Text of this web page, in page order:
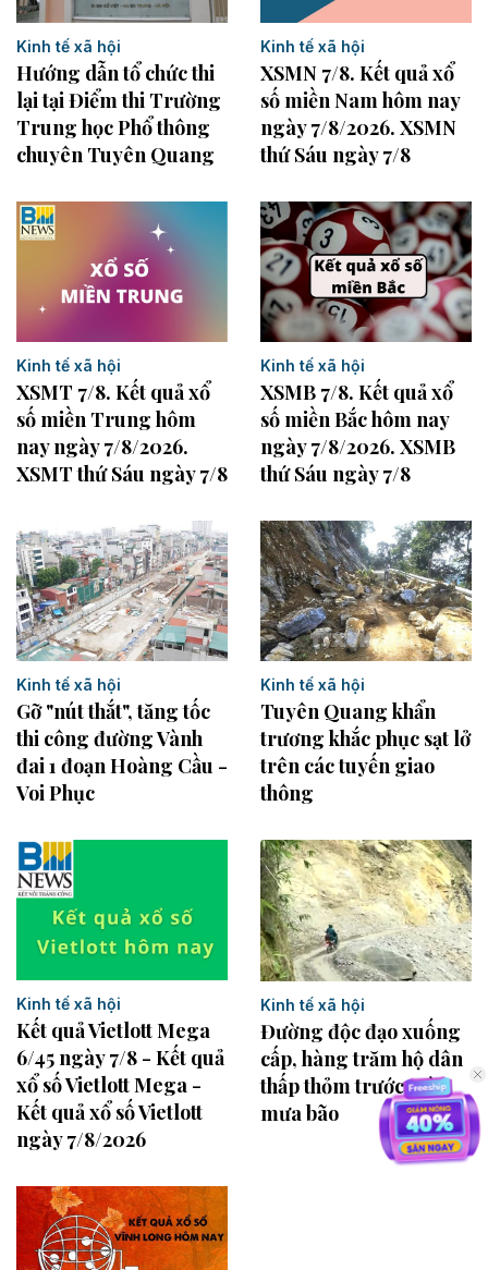
Kinh tế xã hội
Hướng dẫn tổ chức thi
lại tại Điểm thi Trường
Trung học Phổ thông
chuyên Tuyên Quang
Kinh tế xã hội
XSMN 7/8. Kết quả xổ
số miền Nam hôm nay
ngày 7/8/2026. XSMN
thứ Sáu ngày 7/8
Kinh tế xã hội
XSMT 7/8. Kết quả xổ
số miền Trung hôm
nay ngày 7/8/2026.
XSMT thứ Sáu ngày 7/8
Kinh tế xã hội
XSMB 7/8. Kết quả xổ
số miền Bắc hôm nay
ngày 7/8/2026. XSMB
thứ Sáu ngày 7/8
Kinh tế xã hội
Gỡ "nút thắt", tăng tốc
thi công đường Vành
đai 1 đoạn Hoàng Cầu -
Voi Phục
Kinh tế xã hội
Tuyên Quang khẩn
trương khắc phục sạt lở
trên các tuyến giao
thông
Kinh tế xã hội
Kết quả Vietlott Mega
6/45 ngày 7/8 - Kết quả
xổ số Vietlott Mega -
Kết quả xổ số Vietlott
ngày 7/8/2026
Kinh tế xã hội
Đường độc đạo xuống
cấp, hàng trăm hộ dân
thấp thỏm trước mùa
mưa bão